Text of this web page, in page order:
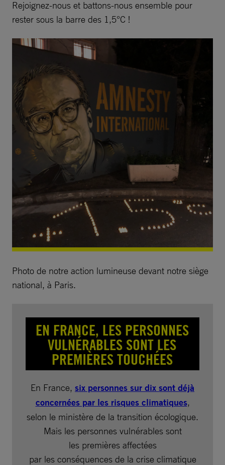
Rejoignez-nous et battons-nous ensemble pour
rester sous la barre des 1,5°C !
Photo de notre action lumineuse devant notre siège
national, à Paris.
EN FRANCE, LES PERSONNES
VULNÉRABLES SONT LES
PREMIÈRES TOUCHÉES
En France, six personnes sur dix sont déjà
concernées par les risques climatiques,
selon le ministère de la transition écologique.
Mais les personnes vulnérables sont
les premières affectées
par les conséquences de la crise climatique